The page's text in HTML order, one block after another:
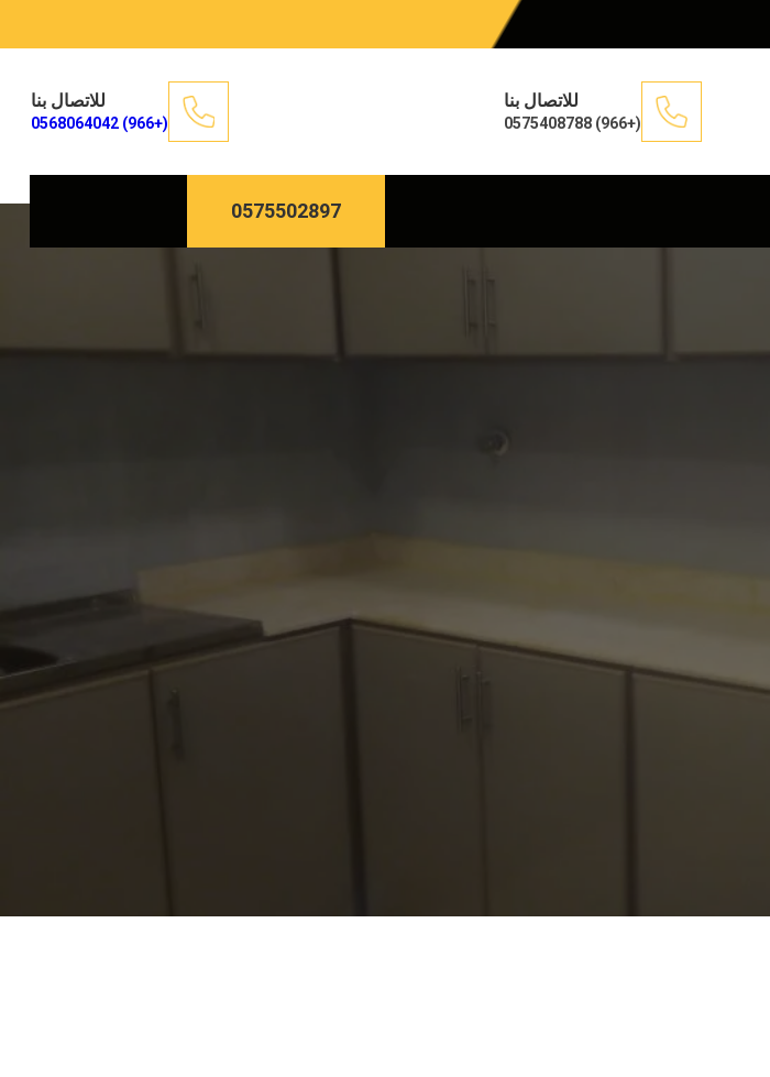
للاتصال بنا
(+966) 0575408788
للاتصال بنا
(+966) 0568064042
0575502897